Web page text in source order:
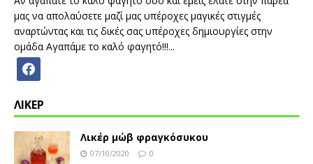
μας να απολαύσετε μαζί μας υπέροχες μαγικές στιγμές
αναρτώντας και τις δικές σας υπέροχες δημιουργίες στην
ομάδα Αγαπάμε το καλό φαγητό!!!...
ΛΙΚΕΡ
Λικέρ μώβ φραγκόσυκου
07/10/2020 0